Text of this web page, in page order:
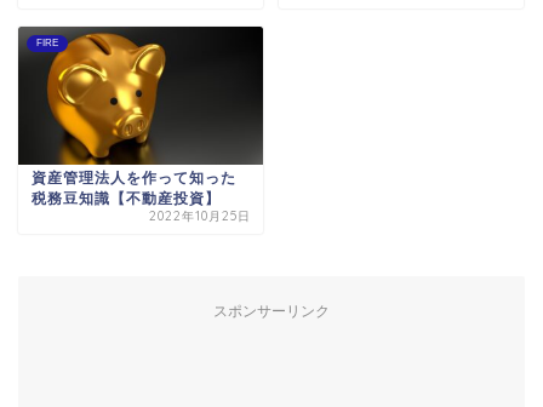
FIRE
資産管理法人を作って知った
税務豆知識【不動産投資】
2022年10月25日
スポンサーリンク